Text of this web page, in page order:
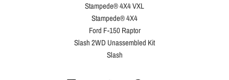
Stampede® 4X4 VXL
Stampede® 4X4
Ford F-150 Raptor
Slash 2WD Unassembled Kit
Slash